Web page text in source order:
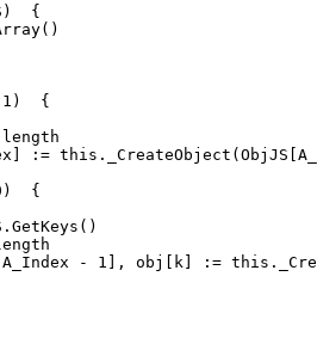
{
{
:=
{
- 1], obj[k] :=